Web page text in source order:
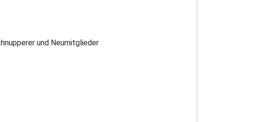
und Neumitglieder